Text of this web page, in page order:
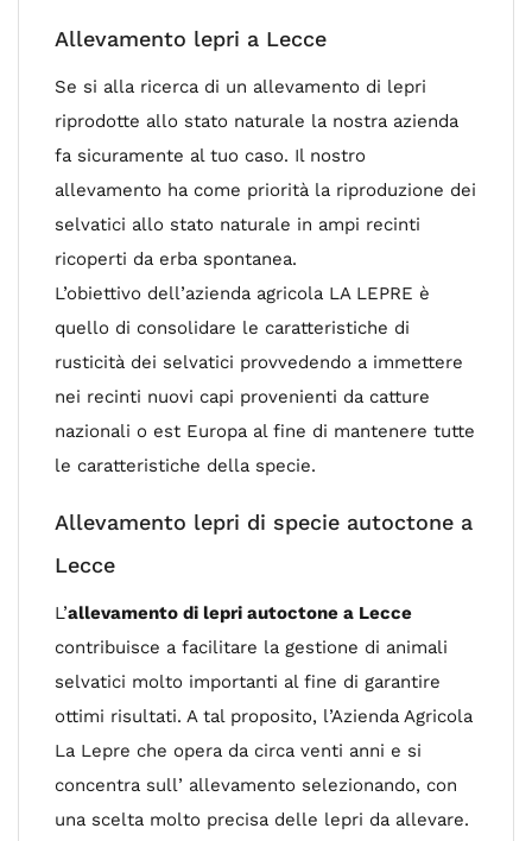
Allevamento lepri a Lecce
Se si alla ricerca di un allevamento di lepri
riprodotte allo stato naturale la nostra azienda
fa sicuramente al tuo caso. Il nostro
allevamento ha come priorità la riproduzione dei
selvatici allo stato naturale in ampi recinti
ricoperti da erba spontanea.
L’obiettivo dell’azienda agricola LA LEPRE è
quello di consolidare le caratteristiche di
rusticità dei selvatici provvedendo a immettere
nei recinti nuovi capi provenienti da catture
nazionali o est Europa al fine di mantenere tutte
le caratteristiche della specie.
Allevamento lepri di specie autoctone a
Lecce
L’allevamento di lepri autoctone a Lecce
contribuisce a facilitare la gestione di animali
selvatici molto importanti al fine di garantire
ottimi risultati. A tal proposito, l’Azienda Agricola
La Lepre che opera da circa venti anni e si
concentra sull’ allevamento selezionando, con
una scelta molto precisa delle lepri da allevare.